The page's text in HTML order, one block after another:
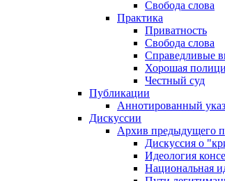
Свобода слова
Практика
Приватность
Свобода слова
Справедливые
Хорошая
Честный суд
Публикации
Аннотированный
Дискуссии
Архив предыдущего
Дискуссия о
Идеология
Национальная